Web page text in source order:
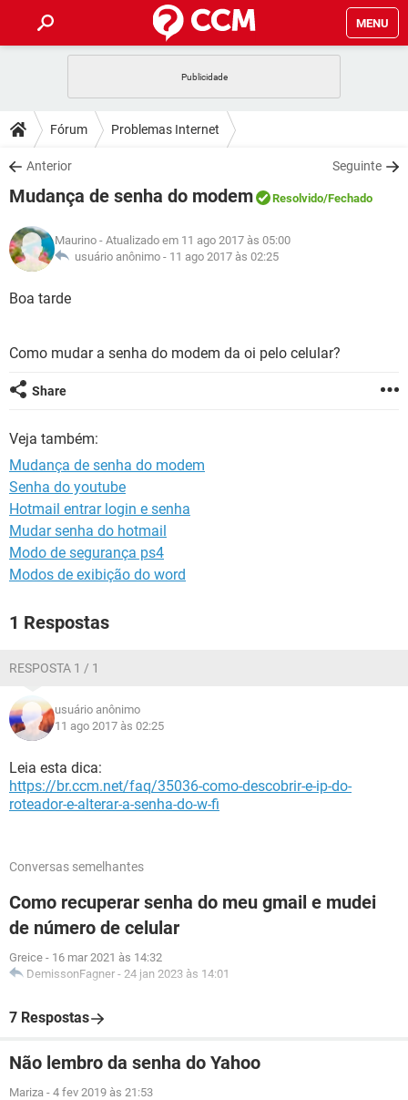
MENU
CELULAR FACEBOOK
OUTLOOK
INSTAGRAM GMAIL
GUIA DE COMPRAS
DICAS
JOGOS WHATSAPP
INSTAGRAM GMAIL
GUIA DE COMPRAS
DOWNLOADS
JOGOS WHATSAPP
CELULAR
OUTLOOK EXCEL
INSTAGRAM
JOGOS WHATSAPP
CELULAR
OUTLOOK
GLOSSÁRIO
OUTLOOK EXCEL
INSTAGRAM
Fórum Problemas Internet
Anterior Seguinte
Mudança de senha do modem Resolvido/Fechado
Maurino - Atualizado em 11 ago 2017 às 05:00
usuário anônimo - 11 ago 2017 às 02:25
Boa tarde
Como mudar a senha do modem da oi pelo celular?
Share
Veja também:
Mudança de senha do modem
Senha do youtube
Hotmail entrar login e senha
Mudar senha do hotmail
Modo de segurança ps4
Modos de exibição do word
1 Respostas
RESPOSTA 1 / 1
usuário anônimo
11 ago 2017 às 02:25
Leia esta dica:
https://br.ccm.net/faq/35036-como-descobrir-e-ip-do-
roteador-e-alterar-a-senha-do-w-fi
Conversas semelhantes
Como recuperar senha do meu gmail e mudei
de número de celular
Greice - 16 mar 2021 às 14:32
DemissonFagner - 24 jan 2023 às 14:01
7 Respostas
Não lembro da senha do Yahoo
Mariza - 4 fev 2019 às 21:53